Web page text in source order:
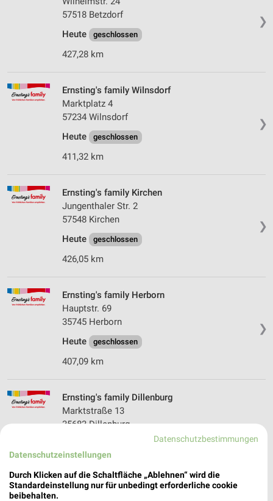
❯
57518 Betzdorf
Heute
geschlossen
427,28 km
❯
Ernsting's family Wilnsdorf
Marktplatz 4
57234 Wilnsdorf
Heute
geschlossen
411,32 km
❯
Ernsting's family Kirchen
Jungenthaler Str. 2
57548 Kirchen
Heute
geschlossen
426,05 km
❯
Ernsting's family Herborn
Hauptstr. 69
35745 Herborn
Heute
geschlossen
407,09 km
❯
Ernsting's family Dillenburg
Marktstraße 13
35683 Dillenburg
Datenschutzbestimmungen
Datenschutzeinstellungen
Durch Klicken auf die Schaltfläche „Ablehnen“ wird die
Standardeinstellung nur für unbedingt erforderliche cookie
beibehalten.